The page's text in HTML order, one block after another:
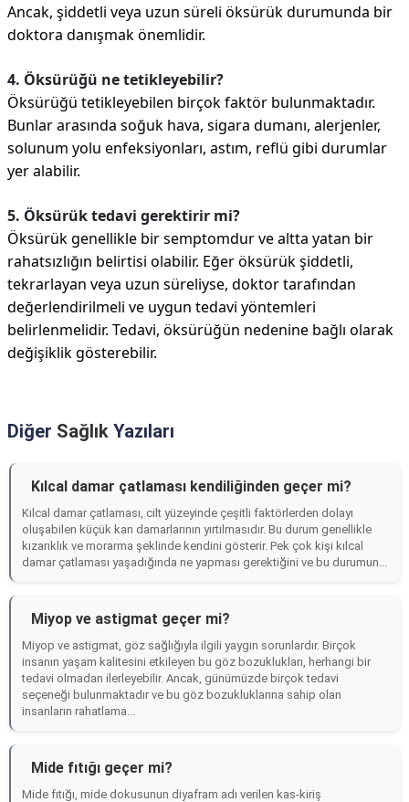
Ancak, şiddetli veya uzun süreli öksürük durumunda bir
doktora danışmak önemlidir.
4. Öksürüğü ne tetikleyebilir?
Öksürüğü tetikleyebilen birçok faktör bulunmaktadır.
Bunlar arasında soğuk hava, sigara dumanı, alerjenler,
solunum yolu enfeksiyonları, astım, reflü gibi durumlar
yer alabilir.
5. Öksürük tedavi gerektirir mi?
Öksürük genellikle bir semptomdur ve altta yatan bir
rahatsızlığın belirtisi olabilir. Eğer öksürük şiddetli,
tekrarlayan veya uzun süreliyse, doktor tarafından
değerlendirilmeli ve uygun tedavi yöntemleri
belirlenmelidir. Tedavi, öksürüğün nedenine bağlı olarak
değişiklik gösterebilir.
Diğer Sağlık Yazıları
Kılcal damar çatlaması kendiliğinden geçer mi?
Kılcal damar çatlaması, cilt yüzeyinde çeşitli faktörlerden dolayı
oluşabilen küçük kan damarlarının yırtılmasıdır. Bu durum genellikle
kızarıklık ve morarma şeklinde kendini gösterir. Pek çok kişi kılcal
damar çatlaması yaşadığında ne yapması gerektiğini ve bu durumun...
Miyop ve astigmat geçer mi?
Miyop ve astigmat, göz sağlığıyla ilgili yaygın sorunlardır. Birçok
insanın yaşam kalitesini etkileyen bu göz bozuklukları, herhangi bir
tedavi olmadan ilerleyebilir. Ancak, günümüzde birçok tedavi
seçeneği bulunmaktadır ve bu göz bozukluklarına sahip olan
insanların rahatlama...
Mide fıtığı geçer mi?
Mide fıtığı, mide dokusunun diyafram adı verilen kas-kiriş